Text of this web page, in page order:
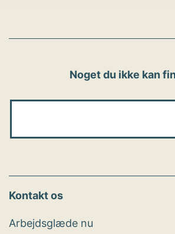
Noget du ikke kan
Kontakt os
Arbejdsglæde nu